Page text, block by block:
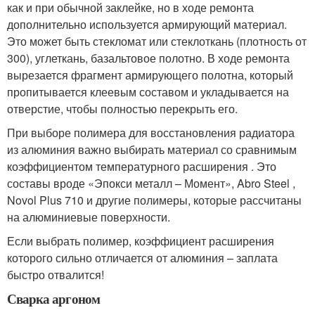
как и при обычной заклейке, но в ходе ремонта
дополнительно используется армирующий материал.
Это может быть стекломат или стеклоткань (плотность от
300), углеткань, базальтовое полотно. В ходе ремонта
вырезается фрагмент армирующего полотна, который
пропитывается клеевым составом и укладывается на
отверстие, чтобы полностью перекрыть его.
При выборе полимера для восстановления радиатора
из алюминия важно выбирать материал со сравнимым
коэффициентом температурного расширения . Это
составы вроде «Эпокси металл – Момент», Abro Steel ,
Novol Plus 710 и другие полимеры, которые рассчитаны
на алюминиевые поверхности.
Если выбрать полимер, коэффициент расширения
которого сильно отличается от алюминия – заплата
быстро отвалится!
Сварка аргоном